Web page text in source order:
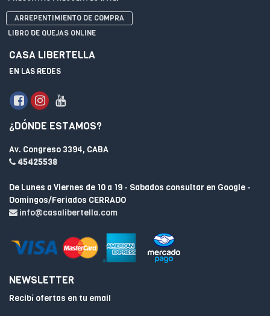
ARREPENTIMIENTO DE COMPRA
LIBRO DE QUEJAS ONLINE
CASA LIBERTELLA
EN LAS REDES
¿DÓNDE ESTAMOS?
Av. Congreso 3394, CABA
45425538
De Lunes a Viernes de 10 a 19 - Sabados consultar en Google -
Domingos/Feriados CERRADO
info@casalibertella.com
NEWSLETTER
Recibí ofertas en tu email